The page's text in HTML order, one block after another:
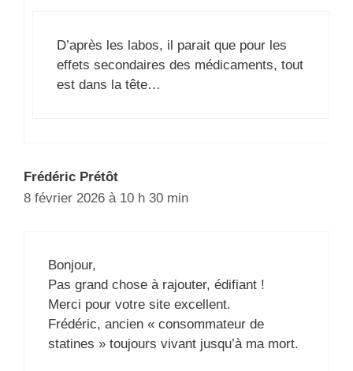
D’après les labos, il parait que pour les
effets secondaires des médicaments, tout
est dans la tête…
Frédéric Prétôt
8 février 2026 à 10 h 30 min
Bonjour,
Pas grand chose à rajouter, édifiant !
Merci pour votre site excellent.
Frédéric, ancien « consommateur de
statines » toujours vivant jusqu’à ma mort.